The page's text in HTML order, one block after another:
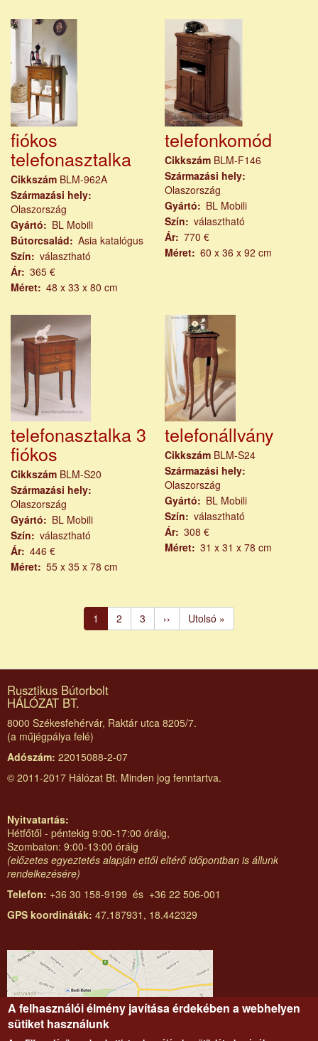
fiókos
telefonasztalka
Cikkszám BLM-962A
Származási hely
Olaszország
Gyártó
BL Mobili
Bútorcsalád
Asia katalógus
Szín
választható
Ár 365 €
Méret 48 x 33 x 80 cm
telefonkomód
Cikkszám BLM-F146
Származási hely
Olaszország
Gyártó
BL Mobili
Szín
választható
Ár
770 €
Méret
60 x 36 x 92 cm
telefonasztalka 3
fiókos
Cikkszám BLM-S20
Származási hely
Olaszország
Gyártó
BL Mobili
Szín
választható
Ár 446 €
Méret 55 x 35 x 78 cm
telefonállvány
Cikkszám BLM-S24
Származási hely
Olaszország
Gyártó
BL Mobili
Szín
választható
Ár
308 €
Méret
31 x 31 x 78 cm
Oldalszámozás
Jelenlegi
oldal
1 Page
2 Page
3
Következő
oldal
››
Utolsó
oldal
Utolsó »
Rusztikus Bútorbolt
HÁLÓZAT BT.
8000 Székesfehérvár, Raktár utca 8205/7.
(a műjégpálya felé)
Adószám: 22015088-2-07
© 2011-2017 Hálózat Bt. Minden jog fenntartva.
Nyitvatartás:
Hétfőtől - péntekig 9:00-17:00 óráig,
Szombaton: 9:00-13:00 óráig
(előzetes egyeztetés alapján ettől eltérő időpontban is állunk
rendelkezésére)
Telefon: +36 30 158-9199 és +36 22 506-001
GPS koordináták: 47.187931, 18.442329
A felhasználói élmény javítása érdekében a webhelyen
sütiket használunk